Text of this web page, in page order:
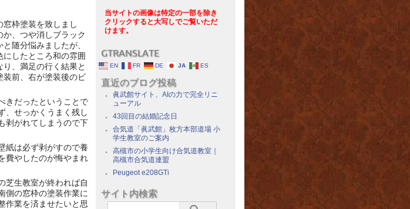
枠塗装を致しまし
、つや消しブラック
随分悩みましたが、
したところ和の雰囲
、満足の行く結果と
装前、右が塗装後のビ
きだったということで
、せっかくうまく残し
剥がれてしまうので下
紙は必ず剥がすので養
費やしたのが悔やまれ
芝生教室が終われば自
側の窓枠の塗装作業に
作業を済ませたいと思
当サイトの画像は特定の一部を除き
クリックすると大写しでご覧いただ
けます。
GTRANSLATE
EN FR DE JA ES
直近のブログ投稿
眞武館サイト、AIの力で完全リニ
ューアル
43回目の結婚記念日
合気道「眞武館」枚方本部道場 小
学生教室のご案内
高槻市の小学生向け合気道教室｜
高槻市合気道連盟
Peugeot e208GTi
サイト内検索